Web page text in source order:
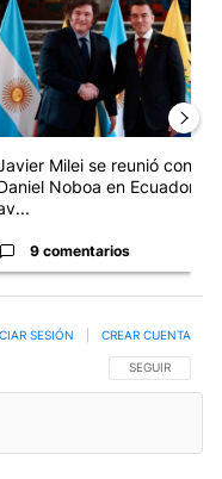
Milei se reunió con
Noboa en Ecuador y
9 comentarios
SIGA ESTA
SEGUIR
SESIÓN CREAR CUENTA